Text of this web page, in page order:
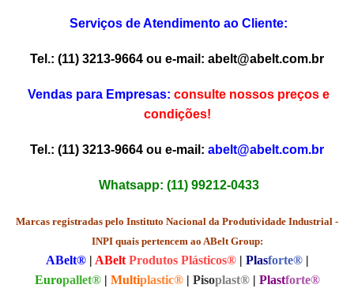
Serviços de Atendimento ao Cliente:
Tel.: (11) 3213-9664 ou e-mail: abelt@abelt.com.br
Vendas para Empresas: consulte nossos preços e
condições!
Tel.: (11) 3213-9664 ou e-mail: abelt@abelt.com.br
Whatsapp: (11) 99212-0433
Marcas registradas pelo Instituto Nacional da Produtividade Industrial -
INPI quais pertencem ao ABelt Group:
ABelt®| ABelt Produtos Plásticos®| Plasforte® |
Europallet® | Multiplastic® | Pisoplast® | Plastforte®